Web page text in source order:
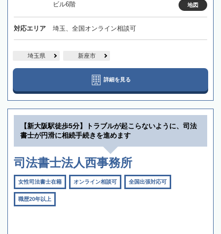
ビル6階
地図
対応エリア 埼玉、全国オンライン相談可
埼玉県 新座市
詳細を見る
【新大阪駅徒歩5分】トラブルが起こらないように、司法
書士が円滑に相続手続きを進めます
司法書士法人西事務所
女性司法書士在籍 オンライン相談可 全国出張対応可
職歴20年以上